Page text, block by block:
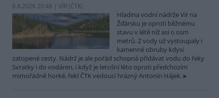
6.8.2026 20:48 | VÍR (ČTK)
Hladina vodní nádrže Vír na
Žďársku je oproti běžnému
stavu v létě níž asi o osm
metrů. Z vody už vystoupaly i
kamenné obruby kdysi
zatopené cesty. Nádrž je ale pořád schopná přidávat vodu do řeky
Svratky i do vodáren, i když je letošní léto oproti předchozím
mimořádně horké, řekl ČTK vedoucí hrázný Antonín Hájek.